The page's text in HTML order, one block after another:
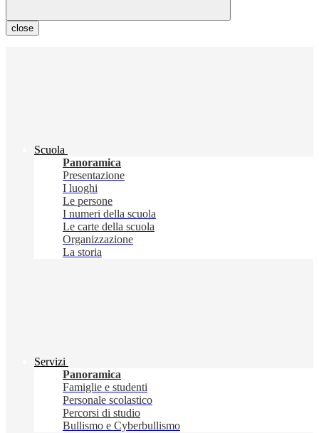
close
Scuola
Panoramica
Presentazione
I luoghi
Le persone
I numeri della scuola
Le carte della scuola
Organizzazione
La storia
Servizi
Panoramica
Famiglie e studenti
Personale scolastico
Percorsi di studio
Bullismo e Cyberbullismo